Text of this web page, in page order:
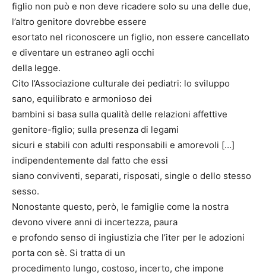
figlio non può e non deve ricadere solo su una delle due,
l’altro genitore dovrebbe essere
esortato nel riconoscere un figlio, non essere cancellato
e diventare un estraneo agli occhi
della legge.
Cito l’Associazione culturale dei pediatri: lo sviluppo
sano, equilibrato e armonioso dei
bambini si basa sulla qualità delle relazioni affettive
genitore-figlio; sulla presenza di legami
sicuri e stabili con adulti responsabili e amorevoli […]
indipendentemente dal fatto che essi
siano conviventi, separati, risposati, single o dello stesso
sesso.
Nonostante questo, però, le famiglie come la nostra
devono vivere anni di incertezza, paura
e profondo senso di ingiustizia che l’iter per le adozioni
porta con sè. Si tratta di un
procedimento lungo, costoso, incerto, che impone